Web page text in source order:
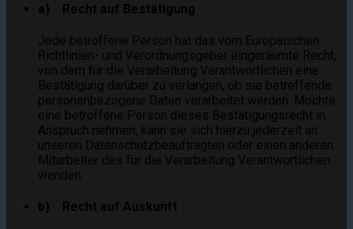
a) Recht auf Bestätigung
Jede betroffene Person hat das vom Europäischen
Richtlinien- und Verordnungsgeber eingeräumte Recht,
von dem für die Verarbeitung Verantwortlichen eine
Bestätigung darüber zu verlangen, ob sie betreffende
personenbezogene Daten verarbeitet werden. Möchte
eine betroffene Person dieses Bestätigungsrecht in
Anspruch nehmen, kann sie sich hierzu jederzeit an
unseren Datenschutzbeauftragten oder einen anderen
Mitarbeiter des für die Verarbeitung Verantwortlichen
wenden.
b) Recht auf Auskunft